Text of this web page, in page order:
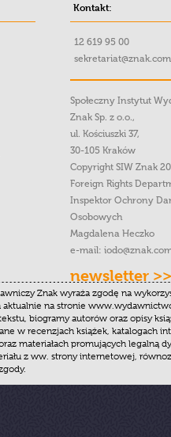
Kontakt:
12 619 95 00
Społeczny Instytut
Znak Sp. z o.o.,
ul. Kościuszki 37,
30-105 Kraków
Copyright SIW Znak
Foreign Rights
Inspektor Ochrony
Osobowych
Magdalena Heczko
e-mail:
newsletter >>
Znak wyraża zgodę na
aktualnie na stronie
biogramy autorów oraz opisy
w recenzjach książek, katalogach
materiałach promujących legalną
z ww. strony internetowej,